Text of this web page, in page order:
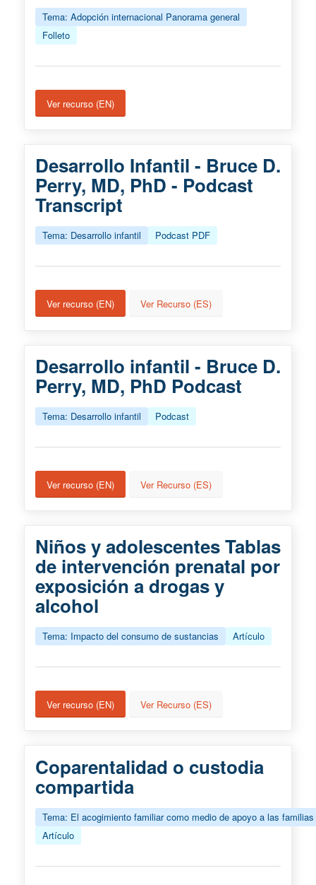
Tema: Adopción internacional Panorama general
Folleto
Ver recurso (EN)
Desarrollo Infantil - Bruce D.
Perry, MD, PhD - Podcast
Transcript
Tema: Desarrollo infantil Podcast PDF
Ver recurso (EN) Ver Recurso (ES)
Desarrollo infantil - Bruce D.
Perry, MD, PhD Podcast
Tema: Desarrollo infantil Podcast
Ver recurso (EN) Ver Recurso (ES)
Niños y adolescentes Tablas
de intervención prenatal por
exposición a drogas y
alcohol
Tema: Impacto del consumo de sustancias Artículo
Ver recurso (EN) Ver Recurso (ES)
Coparentalidad o custodia
compartida
Tema: El acogimiento familiar como medio de apoyo a las familias
Artículo